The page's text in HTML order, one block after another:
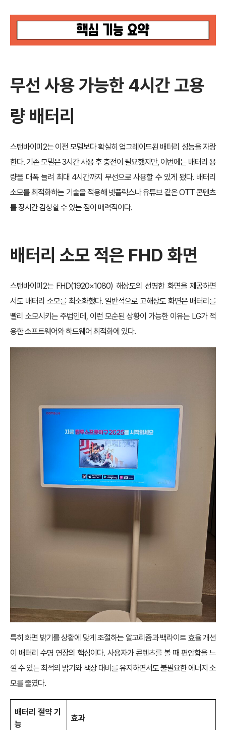
무선 사용 가능한 4시간 고용
량 배터리
스탠바이미2는 이전 모델보다 확실히 업그레이드된 배터리 성능을 자랑
한다. 기존 모델은 3시간 사용 후 충전이 필요했지만, 이번에는 배터리 용
량을 대폭 늘려 최대 4시간까지 무선으로 사용할 수 있게 됐다. 배터리
소모를 최적화하는 기술을 적용해 넷플릭스나 유튜브 같은 OTT 콘텐츠
를 장시간 감상할 수 있는 점이 매력적이다.
배터리 소모 적은 FHD 화면
스탠바이미2는 FHD(1920×1080) 해상도의 선명한 화면을 제공하면
서도 배터리 소모를 최소화했다. 일반적으로 고해상도 화면은 배터리를
빨리 소모시키는 주범인데, 이런 모순된 상황이 가능한 이유는 LG가 적
용한 소프트웨어와 하드웨어 최적화에 있다.
특히 화면 밝기를 상황에 맞게 조절하는 알고리즘과 백라이트 효율 개선
이 배터리 수명 연장의 핵심이다. 사용자가 콘텐츠를 볼 때 편안함을 느
낄 수 있는 최적의 밝기와 색상 대비를 유지하면서도 불필요한 에너지 소
모를 줄였다.
배터리 절약 기
능
효과